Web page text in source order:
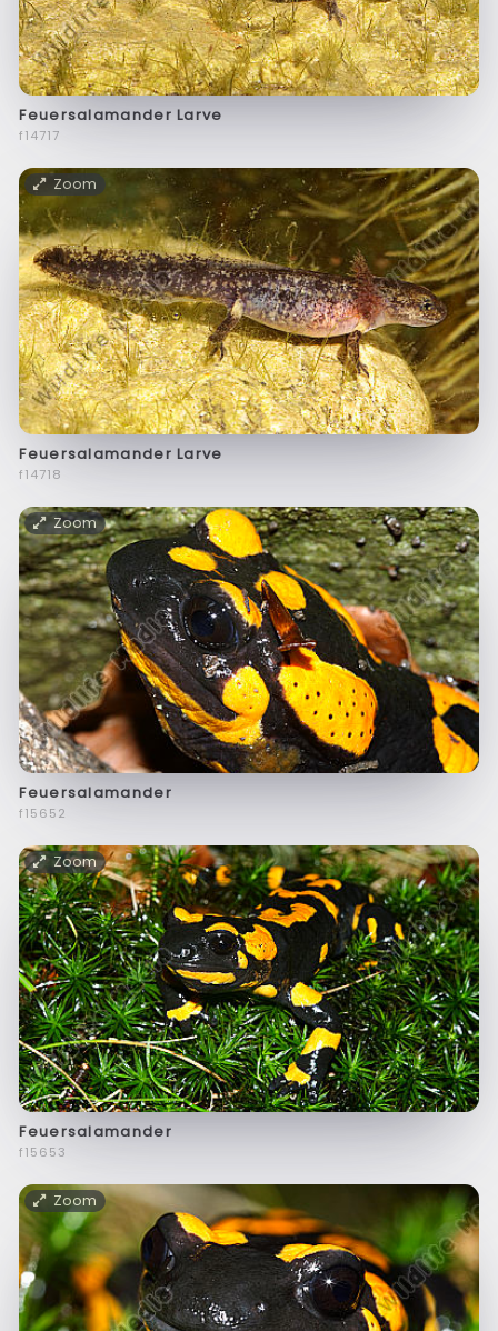
Feuersalamander Larve
f14717
Zoom
Feuersalamander Larve
f14718
Zoom
Feuersalamander
f15652
Zoom
Feuersalamander
f15653
Zoom